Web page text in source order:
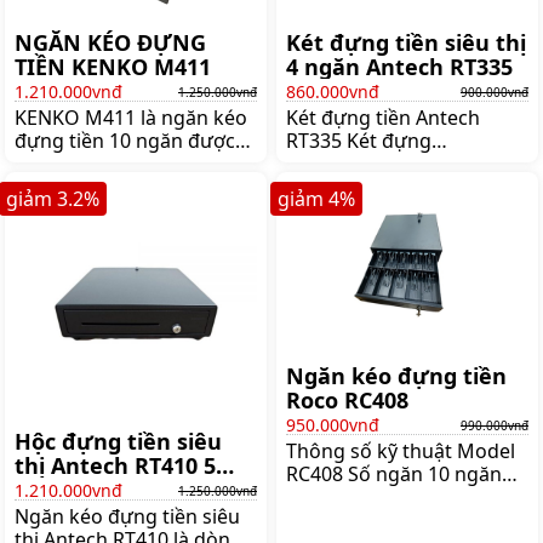
NGĂN KÉO ĐỰNG
TIỀN KENKO M411
1.210.000vnđ 1.250.000vnđ
KENKO M411 là ngăn kéo
đựng tiền 10 ngăn được
bền bỉ. Mua ngăn kéo
đựng tiền giá rẻ chính
Két đựng tiền siêu thị
4 ngăn Antech RT335
860.000vnđ 900.000vnđ
Két đựng tiền Antech
RT335 Két đựng
ứng tốt nhu cầu của
người dùng là phụ kiện
không thể nào thiếu của
máy tính tiền Két được
làm từ thép hoàn toàn
nên có độ bền cực cao
ngăn kéo được đi kèm với
khóa an toàn đựng được
tiền giấy và tiền xu Thông
tin chi tiết 8 ô tiền xu
Hộc đựng tiền siêu
thị Antech RT410 5
Ngăn
1.210.000vnđ 1.250.000vnđ
Ngăn kéo đựng tiền siêu
giảm 3.2%
Ngăn kéo đựng tiền
Roco RC408
950.000vnđ 990.000vnđ
Thông số kỹ thuật Model
RC408 Số ngăn 10 ngăn
giảm 4%